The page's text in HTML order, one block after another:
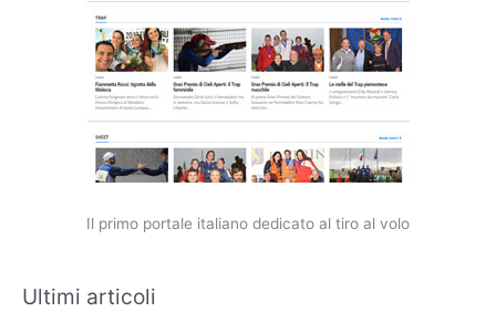
Il primo portale italiano dedicato al tiro al volo
Ultimi articoli